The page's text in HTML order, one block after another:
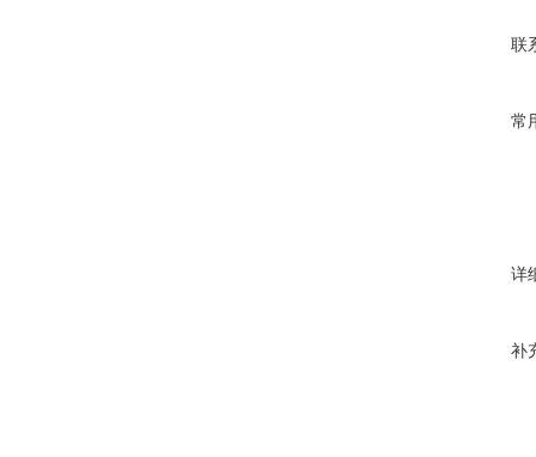
联
常
详
补